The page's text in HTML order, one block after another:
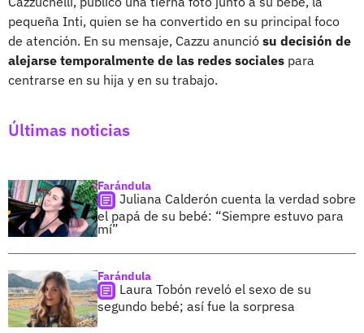
pequeña Inti, quien se ha convertido en su principal foco
de atención. En su mensaje, Cazzu anunció su decisión de
alejarse temporalmente de las redes sociales para
centrarse en su hija y en su trabajo.
Últimas noticias
Farándula
Juliana Calderón cuenta la verdad sobre
el papá de su bebé: “Siempre estuvo para
mí”
Farándula
Laura Tobón reveló el sexo de su
segundo bebé; así fue la sorpresa